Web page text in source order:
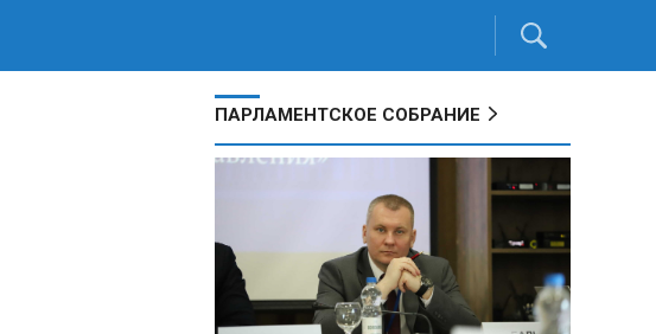
ПАРЛАМЕНТСКОЕ СОБРАНИЕ